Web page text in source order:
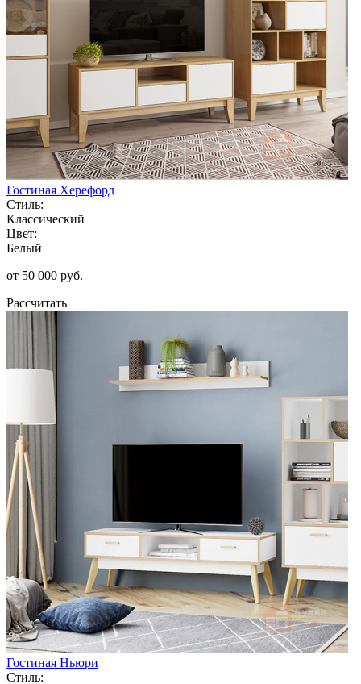
Гостиная Херефорд
Стиль:
Классический
Цвет:
Белый
от 50 000 руб.
Рассчитать
Гостиная Ньюри
Стиль: